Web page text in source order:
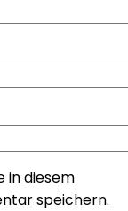
in diesem
speichern.